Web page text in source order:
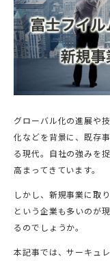
グローバル化の進展や
化などを背景に、既存
る現代。自社の強みを
高まってきています。
しかし、新規事業に取
という企業も多いのが
るのでしょうか。
本記事では、サーキュ